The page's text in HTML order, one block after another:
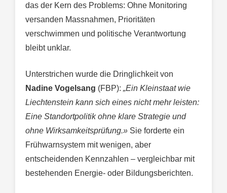
das der Kern des Problems: Ohne Monitoring
versanden Massnahmen, Prioritäten
verschwimmen und politische Verantwortung
bleibt unklar.
Unterstrichen wurde die Dringlichkeit von
Nadine Vogelsang (FBP): „Ein Kleinstaat wie
Liechtenstein kann sich eines nicht mehr leisten:
Eine Standortpolitik ohne klare Strategie und
ohne Wirksamkeitsprüfung.» Sie forderte ein
Frühwarnsystem mit wenigen, aber
entscheidenden Kennzahlen – vergleichbar mit
bestehenden Energie- oder Bildungsberichten.